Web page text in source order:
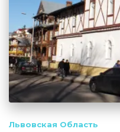
Львовская Область